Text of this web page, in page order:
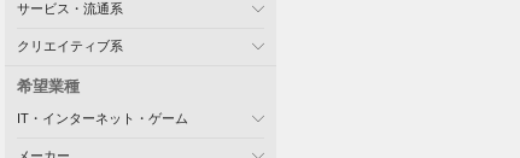
サービス・流通系
クリエイティブ系
希望業種
IT・インターネット・ゲーム